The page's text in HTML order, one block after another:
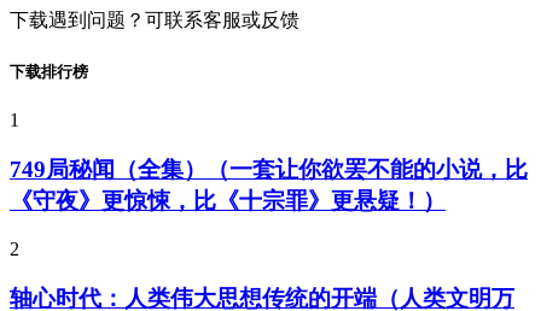
下载遇到问题？可联系客服或反馈
下载排行榜
1
749局秘闻（全集）（一套让你欲罢不能的小说，比
《守夜》更惊悚，比《十宗罪》更悬疑！）
2
轴心时代：人类伟大思想传统的开端（人类文明万